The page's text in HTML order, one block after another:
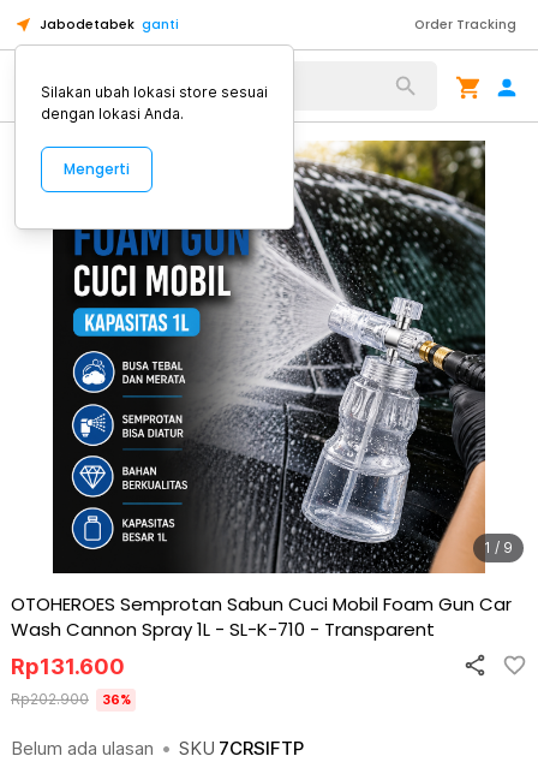
Jabodetabek ganti Order Tracking
Alat Kopi
1 / 9
OTOHEROES Semprotan Sabun Cuci Mobil Foam Gun Car
Wash Cannon Spray 1L - SL-K-710 - Transparent
Belum ada ulasan • SKU 7CRSIFTP
Rp131.600
Rp202.900 36%
Silakan ubah lokasi store sesuai
dengan lokasi Anda.
Mengerti